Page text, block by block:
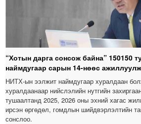
“Хотын дарга сонсож байна” 150150
наймдугаар сарын 14-нөөс
НИТХ-ын ээлжит наймдугаар хуралдаан
хуралдаанаар нийслэлийн нутгийн
тушаалтанд 2025, 2026 оны эхний хагас
ирсэн өргөдөл, гомдлын шийдвэрлэлтийн
сонслоо.